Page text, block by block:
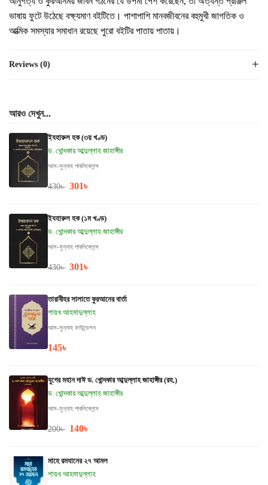
ভাষায় ফুটে উঠেছে বক্ষ্যমাণ বইটিতে। পাশাপাশি মানবজীবনের বহুমুখী জাগতিক ও
আত্মিক সমস্যার সমাধান রয়েছে পুরো বইটির পাতায় পাতায়।
Reviews (0)
আরও দেখুন...
ইযহারুল হক (৩য় খণ্ড)
ড. খোন্দকার আব্দুল্লাহ জাহাঙ্গীর
আস-সুন্নাহ পাবলিকেশন্স
430৳ 301৳
ইযহারুল হক (১ম খণ্ড)
ড. খোন্দকার আব্দুল্লাহ জাহাঙ্গীর
আস-সুন্নাহ পাবলিকেশন্স
430৳ 301৳
তারাবীহর সালাতে কুরআনের বার্তা
শায়খ আহমাদুল্লাহ
আস-সুন্নাহ ফাউন্ডেশন
145৳
যুগের মহান দাঈ ড. খোন্দকার আব্দুল্লাহ জাহাঙ্গীর (রহ.)
ড. খোন্দকার আব্দুল্লাহ জাহাঙ্গীর
আস-সুন্নাহ পাবলিকেশন্স
200৳ 140৳
মাহে রমযানের ২৭ আমল
শায়খ আহমাদুল্লাহ